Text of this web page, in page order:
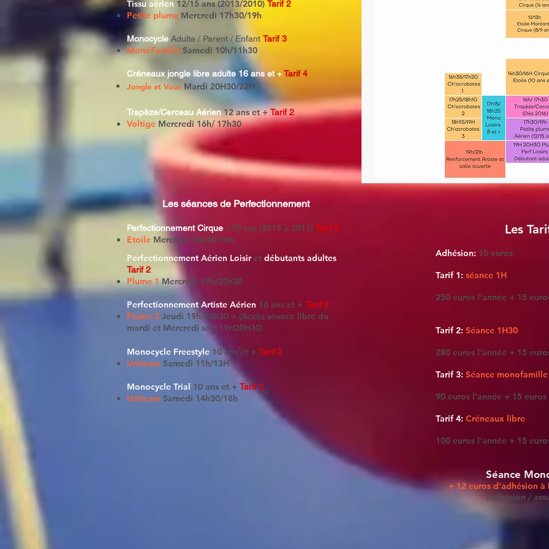
Tissu aérien 12/15 ans (2013/2010) Tarif 2
Petite plume Mercredi 17h30/19h
Monocycle Adulte / Parent / Enfant Tarif 3
MonoFamille Samedi 10h/11h30
Créneaux jongle libre adulte 16 ans et +Tarif 4
Jongle et Vous Mardi 20H30/22H
Trapèze/Cerceau Aérien12 ans et +Tarif 2
Voltige Mercredi 16h/ 17h30
Les séances de Perfectionnement
Perfectionnement Cirque +10 ans (2015 à 2011) Tarif 2
Etoile Mercredi 14h30/16h
Perfectionnement Aérien Loisiret débutants adultes
Tarif 2
Plume 1 Mercredi 19h/20h30
Perfectionnement Artiste Aérien 16 ans et + Tarif 2
Plume 2 Jeudi 19h/20h30 + (Accès séance libre du
mardi et Mercredi soir 19H20H30)
Monocycle Freestyle 10 ans et + Tarif 2
Uniteam Samedi 11h/13H
Monocycle Trial 10 ans et + Tarif 2
Uniteam Samedi 14h30/18h
Les
Adhésion: 15 euros
Tarif 1: séance 1H
250 euros l'année + 15
Tarif 2: Séance 1H30
280 euros l'année + 15
Tarif 3: Séance monofamille
90 euros l'année + 15
Tarif 4: Créneaux libre
100 euros l'année + 15
​Séance
+ 12 euros d'adhésion à
(adhésion /